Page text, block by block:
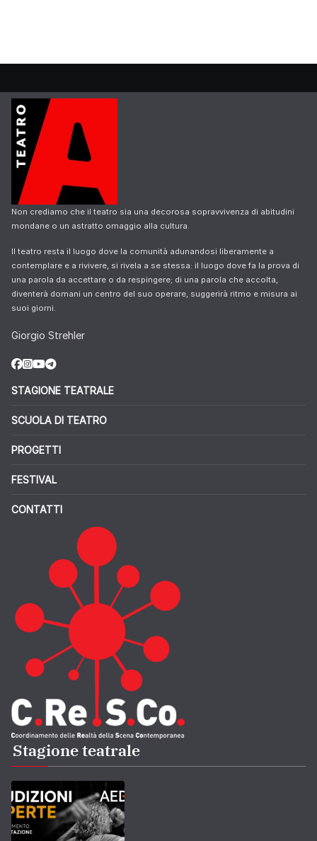
Non crediamo che il teatro sia una decorosa sopravvivenza di abitudini
mondane o un astratto omaggio alla cultura.
Il teatro resta il luogo dove la comunità adunandosi liberamente a
contemplare e a rivivere, si rivela a se stessa: il luogo dove fa la prova di
una parola da accettare o da respingere; di una parola che accolta,
diventerà domani un centro del suo operare, suggerirà ritmo e misura ai
suoi giorni.
Giorgio Strehler
STAGIONE TEATRALE
SCUOLA DI TEATRO
PROGETTI
FESTIVAL
CONTATTI
Stagione teatrale